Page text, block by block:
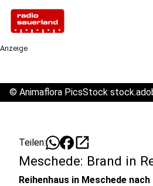
Anzeige
© Animaflora PicsStock
Teilen: open_in_new
Meschede: Brand in
Reihenhaus in Meschede